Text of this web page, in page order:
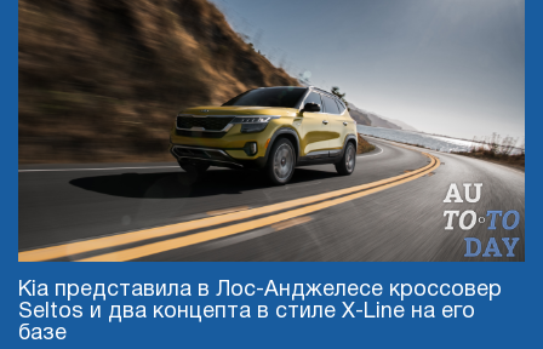
Kia представила в Лос-Анджелесе кроссовер
Seltos и два концепта в стиле X-Line на его
базе